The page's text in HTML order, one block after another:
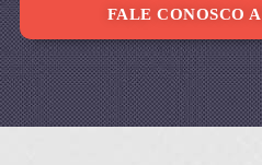
FALE CONOSCO